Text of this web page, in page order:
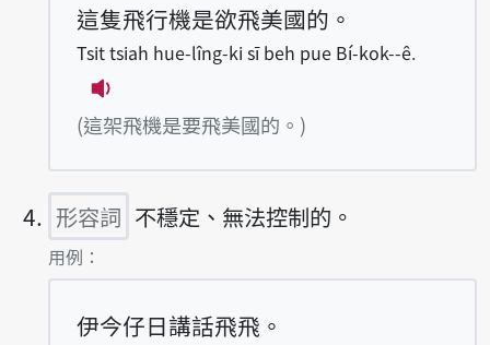
這隻飛行機是欲飛美國的。
Tsit tsiah hue-lîng-ki sī beh pue Bí-kok--ê.
播放例句Tsit tsiah hue-lîng-ki sī beh
(這架飛機是要飛美國的。)
形容詞 不穩定、無法控制的。
第4項釋義的
用例：
伊今仔日講話飛飛。